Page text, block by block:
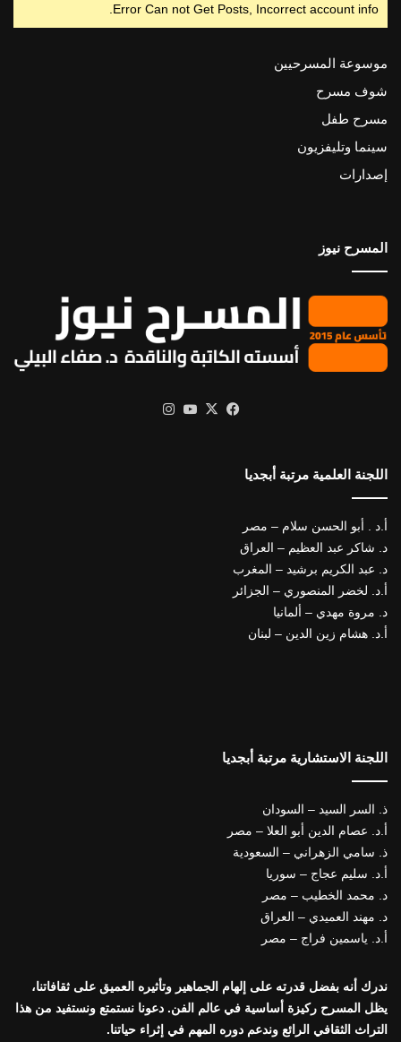
Error Can not Get Posts, Incorrect account info.
موسوعة المسرحيين
شوف مسرح
مسرح طفل
سينما وتليفزيون
إصدارات
المسرح نيوز
فيسبوك
X يوتيوب
اللجنة العلمية مرتبة أبجديا
أ.د . أبو الحسن سلام – مصر
د. شاكر عبد العظيم – العراق
د. عبد الكريم برشيد – المغرب
أ.د. لخضر المنصوري – الجزائر
د. مروة مهدي – ألمانيا
أ.د. هشام زين الدين – لبنان
اللجنة الاستشارية مرتبة أبجديا
ذ. السر السيد – السودان
أ.د. عصام الدين أبو العلا – مصر
ذ. سامي الزهراني – السعودية
أ.د. سليم عجاج – سوريا
د. محمد الخطيب – مصر
د. مهند العميدي – العراق
أ.د. ياسمين فراج – مصر
ندرك أنه بفضل قدرته على إلهام الجماهير وتأثيره العميق على ثقافاتنا،
يظل المسرح ركيزة أساسية في عالم الفن. دعونا نستمتع ونستفيد من هذا
التراث الثقافي الرائع وندعم دوره المهم في إثراء حياتنا.